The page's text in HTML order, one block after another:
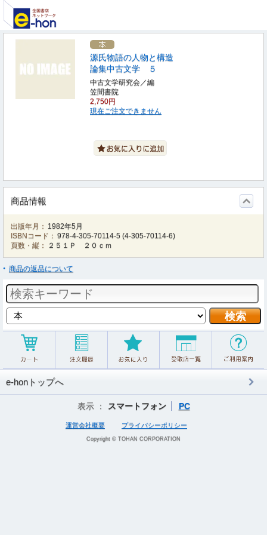
源氏物語の人物と構造
論集中古文学 ５
中古文学研究会／編
笠間書院
2,750円
現在ご注文できません
商品情報
出版年月： 1982年5月
ISBNコード： 978-4-305-70114-5 (4-305-70114-6)
頁数・縦：
２５１Ｐ ２０ｃｍ
商品の返品について
e-honトップへ
表示 ： スマートフォン PC
運営会社概要 プライバシーポリシー
Copyright © TOHAN CORPORATION